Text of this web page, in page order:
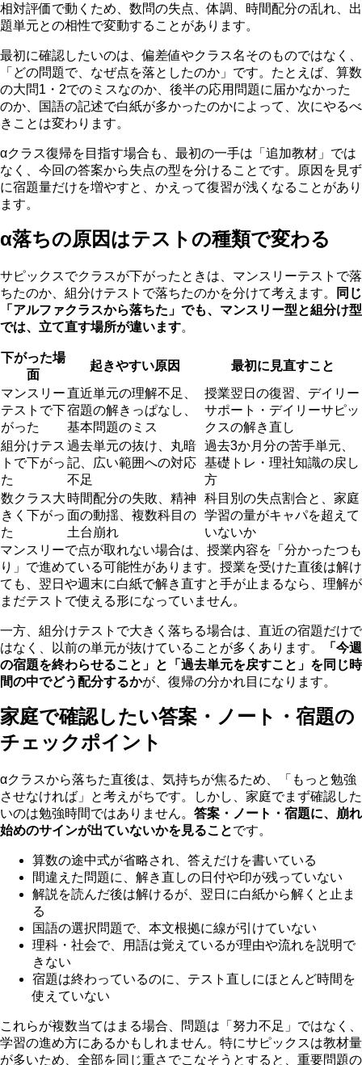
相対評価で動くため、数問の失点、体調、時間配分の乱れ、出
題単元との相性で変動することがあります。
最初に確認したいのは、偏差値やクラス名そのものではなく、
「どの問題で、なぜ点を落としたのか」です。たとえば、算数
の大問1・2でのミスなのか、後半の応用問題に届かなかった
のか、国語の記述で白紙が多かったのかによって、次にやるべ
きことは変わります。
αクラス復帰を目指す場合も、最初の一手は「追加教材」では
なく、今回の答案から失点の型を分けることです。原因を見ず
に宿題量だけを増やすと、かえって復習が浅くなることがあり
ます。
α落ちの原因はテストの種類で変わる
サピックスでクラスが下がったときは、マンスリーテストで落
ちたのか、組分けテストで落ちたのかを分けて考えます。
同じ
「アルファクラスから落ちた」でも、マンスリー型と組分け型
では、立て直す場所が違います。
下がった場
面
起きやすい原因
最初に見直すこと
マンスリー
テストで下
がった
直近単元の理解不足、
宿題の解きっぱなし、
基本問題のミス
授業翌日の復習、デイリー
サポート・デイリーサピッ
クスの解き直し
組分けテス
トで下がっ
た
過去単元の抜け、丸暗
記、広い範囲への対応
不足
過去3か月分の苦手単元、
基礎トレ・理社知識の戻し
方
数クラス大
きく下がっ
た
時間配分の失敗、精神
面の動揺、複数科目の
土台崩れ
科目別の失点割合と、家庭
学習の量がキャパを超えて
いないか
マンスリーで点が取れない場合は、授業内容を「分かったつも
り」で進めている可能性があります。授業を受けた直後は解け
ても、翌日や週末に白紙で解き直すと手が止まるなら、理解が
まだテストで使える形になっていません。
一方、組分けテストで大きく落ちる場合は、直近の宿題だけで
はなく、以前の単元が抜けていることが多くあります。
「今週
の宿題を終わらせること」と「過去単元を戻すこと」を同じ時
間の中でどう配分するかが、復帰の分かれ目になります。
家庭で確認したい答案・ノート・宿題の
チェックポイント
αクラスから落ちた直後は、気持ちが焦るため、「もっと勉強
させなければ」と考えがちです。しかし、家庭でまず確認した
いのは勉強時間ではありません。 答案・ノート・宿題に、崩れ
始めのサインが出ていないかを見ることです。
算数の途中式が省略され、答えだけを書いている
間違えた問題に、解き直しの日付や印が残っていない
解説を読んだ後は解けるが、翌日に白紙から解くと止ま
る
国語の選択問題で、本文根拠に線が引けていない
理科・社会で、用語は覚えているが理由や流れを説明で
きない
宿題は終わっているのに、テスト直しにほとんど時間を
使えていない
これらが複数当てはまる場合、問題は「努力不足」ではなく、
学習の進め方にあるかもしれません。特にサピックスは教材量
が多いため、全部を同じ重さでこなそうとすると、重要問題の